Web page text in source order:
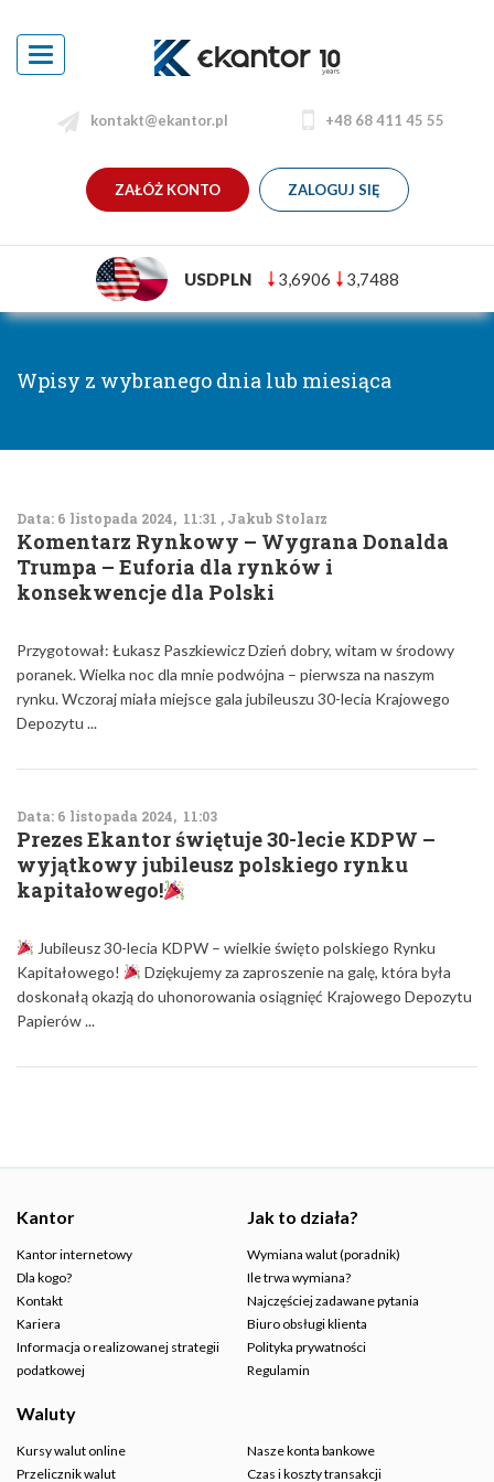
Toggle
navigation
kontakt@ekantor.pl +48 68 411 45 55
ZAŁÓŻ KONTO ZALOGUJ SIĘ
USDPLN 3,6906 3,7488
Wpisy z wybranego dnia lub miesiąca
Data: 6 listopada 2024, 11:31 , Jakub Stolarz
Komentarz Rynkowy – Wygrana Donalda
Trumpa – Euforia dla rynków i
konsekwencje dla Polski
Przygotował: Łukasz Paszkiewicz Dzień dobry, witam w środowy
poranek. Wielka noc dla mnie podwójna – pierwsza na naszym
rynku. Wczoraj miała miejsce gala jubileuszu 30-lecia Krajowego
Depozytu ...
Data: 6 listopada 2024, 11:03
Prezes Ekantor świętuje 30-lecie KDPW –
wyjątkowy jubileusz polskiego rynku
kapitałowego!
Jubileusz 30-lecia KDPW – wielkie święto polskiego Rynku
Kapitałowego!
Dziękujemy za zaproszenie na galę, która była
doskonałą okazją do uhonorowania osiągnięć Krajowego Depozytu
Papierów ...
Kantor
Kantor internetowy
Dla kogo?
Kontakt
Kariera
Informacja o realizowanej strategii
podatkowej
Jak to działa?
Wymiana walut (poradnik)
Ile trwa wymiana?
Najczęściej zadawane pytania
Biuro obsługi klienta
Polityka prywatności
Regulamin
Waluty
Kursy walut online
Przelicznik walut
Nasze konta bankowe
Czas i koszty transakcji